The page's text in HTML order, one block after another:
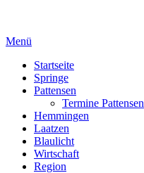
Menü
Startseite
Springe
Pattensen
Termine Pattensen
Hemmingen
Laatzen
Blaulicht
Wirtschaft
Region